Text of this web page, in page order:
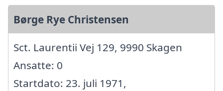
Børge Rye Christensen
Sct. Laurentii Vej 129, 9990 Skagen
Ansatte: 0
Startdato: 23. juli 1971,